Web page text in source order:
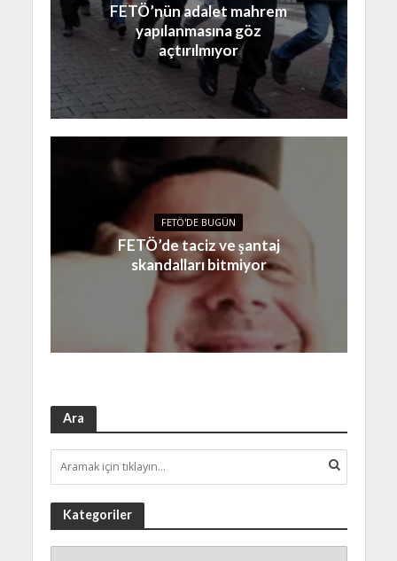
FETÖ’nün adalet mahrem
yapılanmasına göz
açtırılmıyor
FETÖ'DE BUGÜN
FETÖ’de taciz ve şantaj
skandalları bitmiyor
Ara
Kategoriler